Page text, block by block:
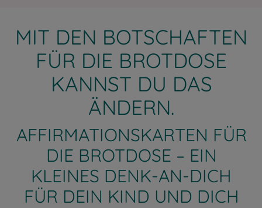
MIT DEN BOTSCHAFTEN
FÜR DIE BROTDOSE
KANNST DU DAS
ÄNDERN.
AFFIRMATIONSKARTEN FÜR
DIE BROTDOSE – EIN
KLEINES DENK-AN-DICH
FÜR DEIN KIND UND DICH